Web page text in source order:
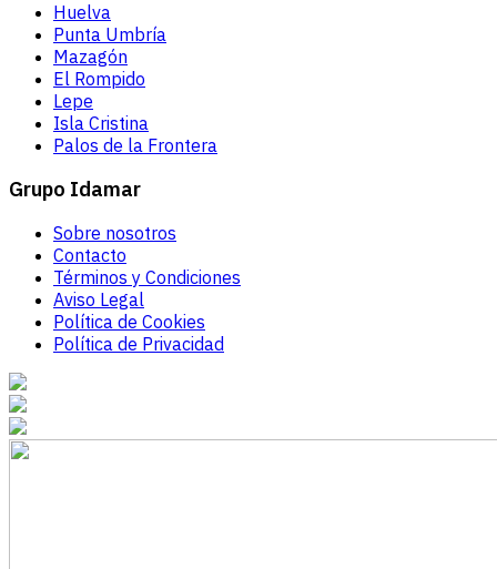
Huelva
Punta Umbría
Mazagón
El Rompido
Lepe
Isla Cristina
Palos de la Frontera
Grupo Idamar
Sobre nosotros
Contacto
Términos y Condiciones
Aviso Legal
Política de Cookies
Política de Privacidad